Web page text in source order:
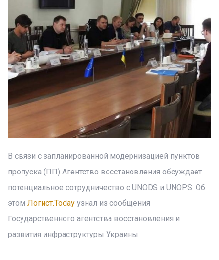
В связи с запланированной модернизацией пунктов
пропуска (ПП) Агентство восстановления обсуждает
потенциальное сотрудничество с UNODS и UNOPS. Об
этом Логист.Today узнал из сообщения
Государственного агентства восстановления и
развития инфраструктуры Украины.